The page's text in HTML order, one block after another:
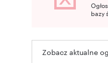
bazy
Zobacz aktualne